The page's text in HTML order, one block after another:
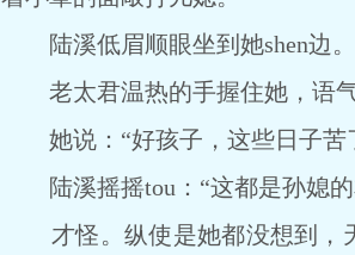
陆溪低眉顺眼坐到她shen边。
老太君温热的手握住她，语气
她说：“好孩子，这些日子苦
陆溪摇摇tou：“这都是孙媳的
才怪。纵使是她都没想到，天